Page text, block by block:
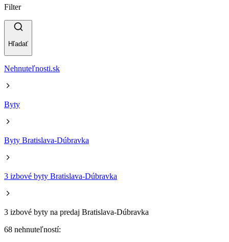
Filter
Hľadať
Nehnuteľnosti.sk
Byty
Byty Bratislava-Dúbravka
3 izbové byty Bratislava-Dúbravka
3 izbové byty na predaj Bratislava-Dúbravka
68 nehnuteľností: